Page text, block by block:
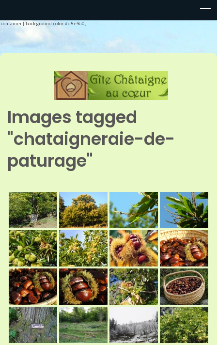
.container { background-color:#d8e9a0;
Images tagged
"chataigneraie-de-
paturage"